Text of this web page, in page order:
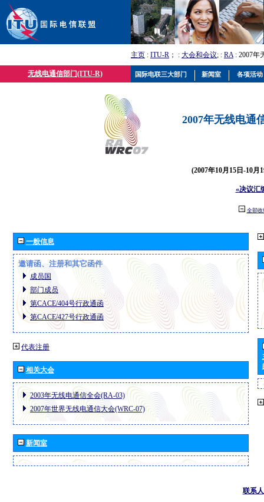
主页 : ITU-R ； : 大会和会议; : RA: 2007年
无线电通信部门(ITU-R)
2007年无线电通
(2007年10月15日-10月
«决议汇
全部收
一般信息
邀请函、注册和其它函件
成员国
部门成员
第CACE/404号行政通函
第CACE/427号行政通函
代表注册
相关大会
2003年无线电通信全会(RA-03)
2007年世界无线电通信大会(WRC-07)
新闻室
联系人
国际电联三大部门 新闻室 各项活动